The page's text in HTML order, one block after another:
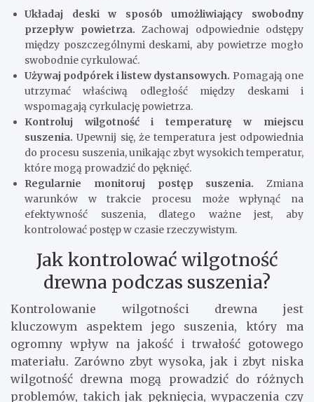
Układaj deski w sposób umożliwiający swobodny
przepływ powietrza. Zachowaj odpowiednie odstępy
między poszczególnymi deskami, aby powietrze mogło
swobodnie cyrkulować.
Używaj podpórek i listew dystansowych. Pomagają one
utrzymać właściwą odległość między deskami i
wspomagają cyrkulację powietrza.
Kontroluj wilgotność i temperaturę w miejscu
suszenia.Upewnij się, że temperatura jest odpowiednia
do procesu suszenia, unikając zbyt wysokich temperatur,
które mogą prowadzić do pęknięć.
Regularnie monitoruj postęp suszenia. Zmiana
warunków w trakcie procesu może wpłynąć na
efektywność suszenia, dlatego ważne jest, aby
kontrolować postęp w czasie rzeczywistym.
Jak kontrolować wilgotność
drewna podczas suszenia?
Kontrolowanie wilgotności drewna jest
kluczowym aspektem jego suszenia, który ma
ogromny wpływ na jakość i trwałość gotowego
materiału. Zarówno zbyt wysoka, jak i zbyt niska
wilgotność drewna mogą prowadzić do różnych
problemów, takich jak pęknięcia, wypaczenia czy